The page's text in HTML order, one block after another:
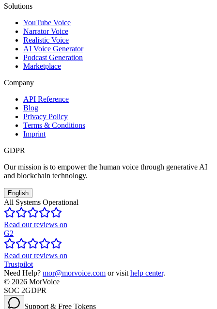
Solutions
YouTube Voice
Narrator Voice
Realistic Voice
AI Voice Generator
Podcast Generation
Marketplace
Company
API Reference
Blog
Privacy Policy
Terms & Conditions
Imprint
GDPR
Our mission is to empower the human voice through generative AI
and blockchain technology.
English
All Systems Operational
Read our reviews on
G2
Read our reviews on
Trustpilot
Need Help? mor@morvoice.com or visit help center.
© 2026 MorVoice
SOC 2GDPR
Support & Free Tokens